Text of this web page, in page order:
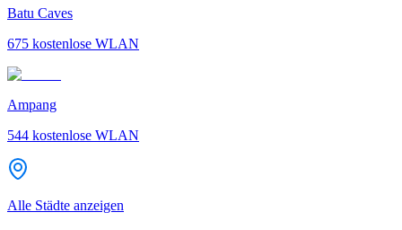
Batu Caves
675 kostenlose WLAN
Ampang
544 kostenlose WLAN
Alle Städte anzeigen